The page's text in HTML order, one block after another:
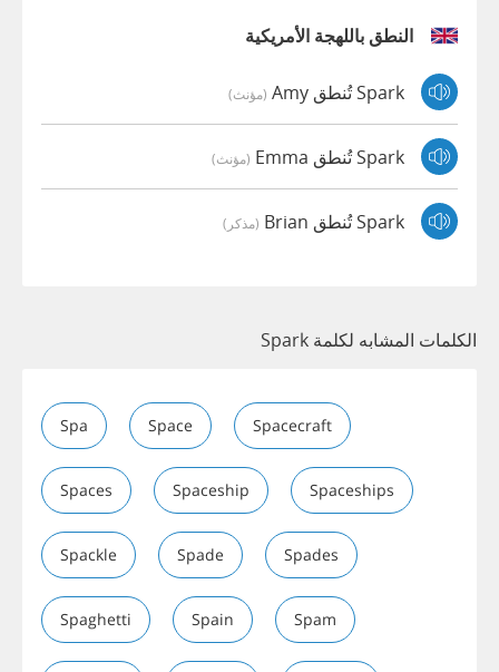
النطق باللهجة الأمريكية
Spark تُنطق Amy (مؤنث)
Spark تُنطق Emma (مؤنث)
Spark تُنطق Brian (مذكر)
الكلمات المشابه لكلمة Spark
Spa Space Spacecraft
Spaces Spaceship Spaceships
Spackle Spade Spades
Spaghetti Spain Spam